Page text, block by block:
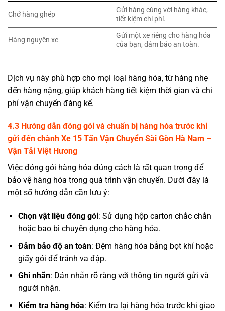
Chở hàng ghép
Gửi hàng cùng với hàng khác,
tiết kiệm chi phí.
Hàng nguyên xe
Gửi một xe riêng cho hàng hóa
của bạn, đảm bảo an toàn.
Dịch vụ này phù hợp cho mọi loại hàng hóa, từ hàng nhẹ
đến hàng nặng, giúp khách hàng tiết kiệm thời gian và chi
phí vận chuyển đáng kể.
4.3 Hướng dẫn đóng gói và chuẩn bị hàng hóa trước khi
gửi đến chành Xe 15 Tấn Vận Chuyển Sài Gòn Hà Nam –
Vận Tải Việt Hương
Việc đóng gói hàng hóa đúng cách là rất quan trọng để
bảo vệ hàng hóa trong quá trình vận chuyển. Dưới đây là
một số hướng dẫn cần lưu ý:
Chọn vật liệu đóng gói: Sử dụng hộp carton chắc chắn
hoặc bao bì chuyên dụng cho hàng hóa.
Đảm bảo độ an toàn: Đệm hàng hóa bằng bọt khí hoặc
giấy gói để tránh va đập.
Ghi nhãn: Dán nhãn rõ ràng với thông tin người gửi và
người nhận.
Kiểm tra hàng hóa: Kiểm tra lại hàng hóa trước khi giao